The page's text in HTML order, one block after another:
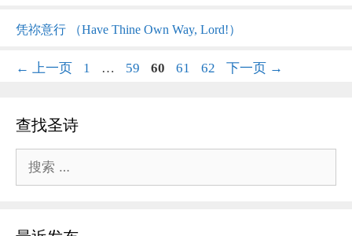
凭祢意行 （Have Thine Own Way, Lord!）
← 上一页
页
1 …
页
59
页
60
页
61
页
62 下一页 →
查找圣诗
索：